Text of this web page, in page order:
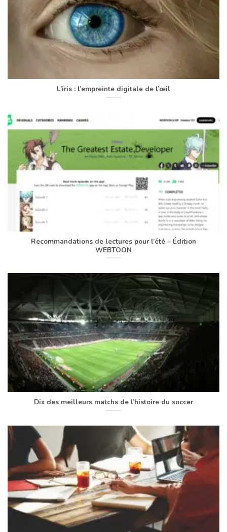
L’iris : l’empreinte digitale de l’œil
Recommandations de lectures pour l’été – Édition
WEBTOON
Dix des meilleurs matchs de l’histoire du soccer